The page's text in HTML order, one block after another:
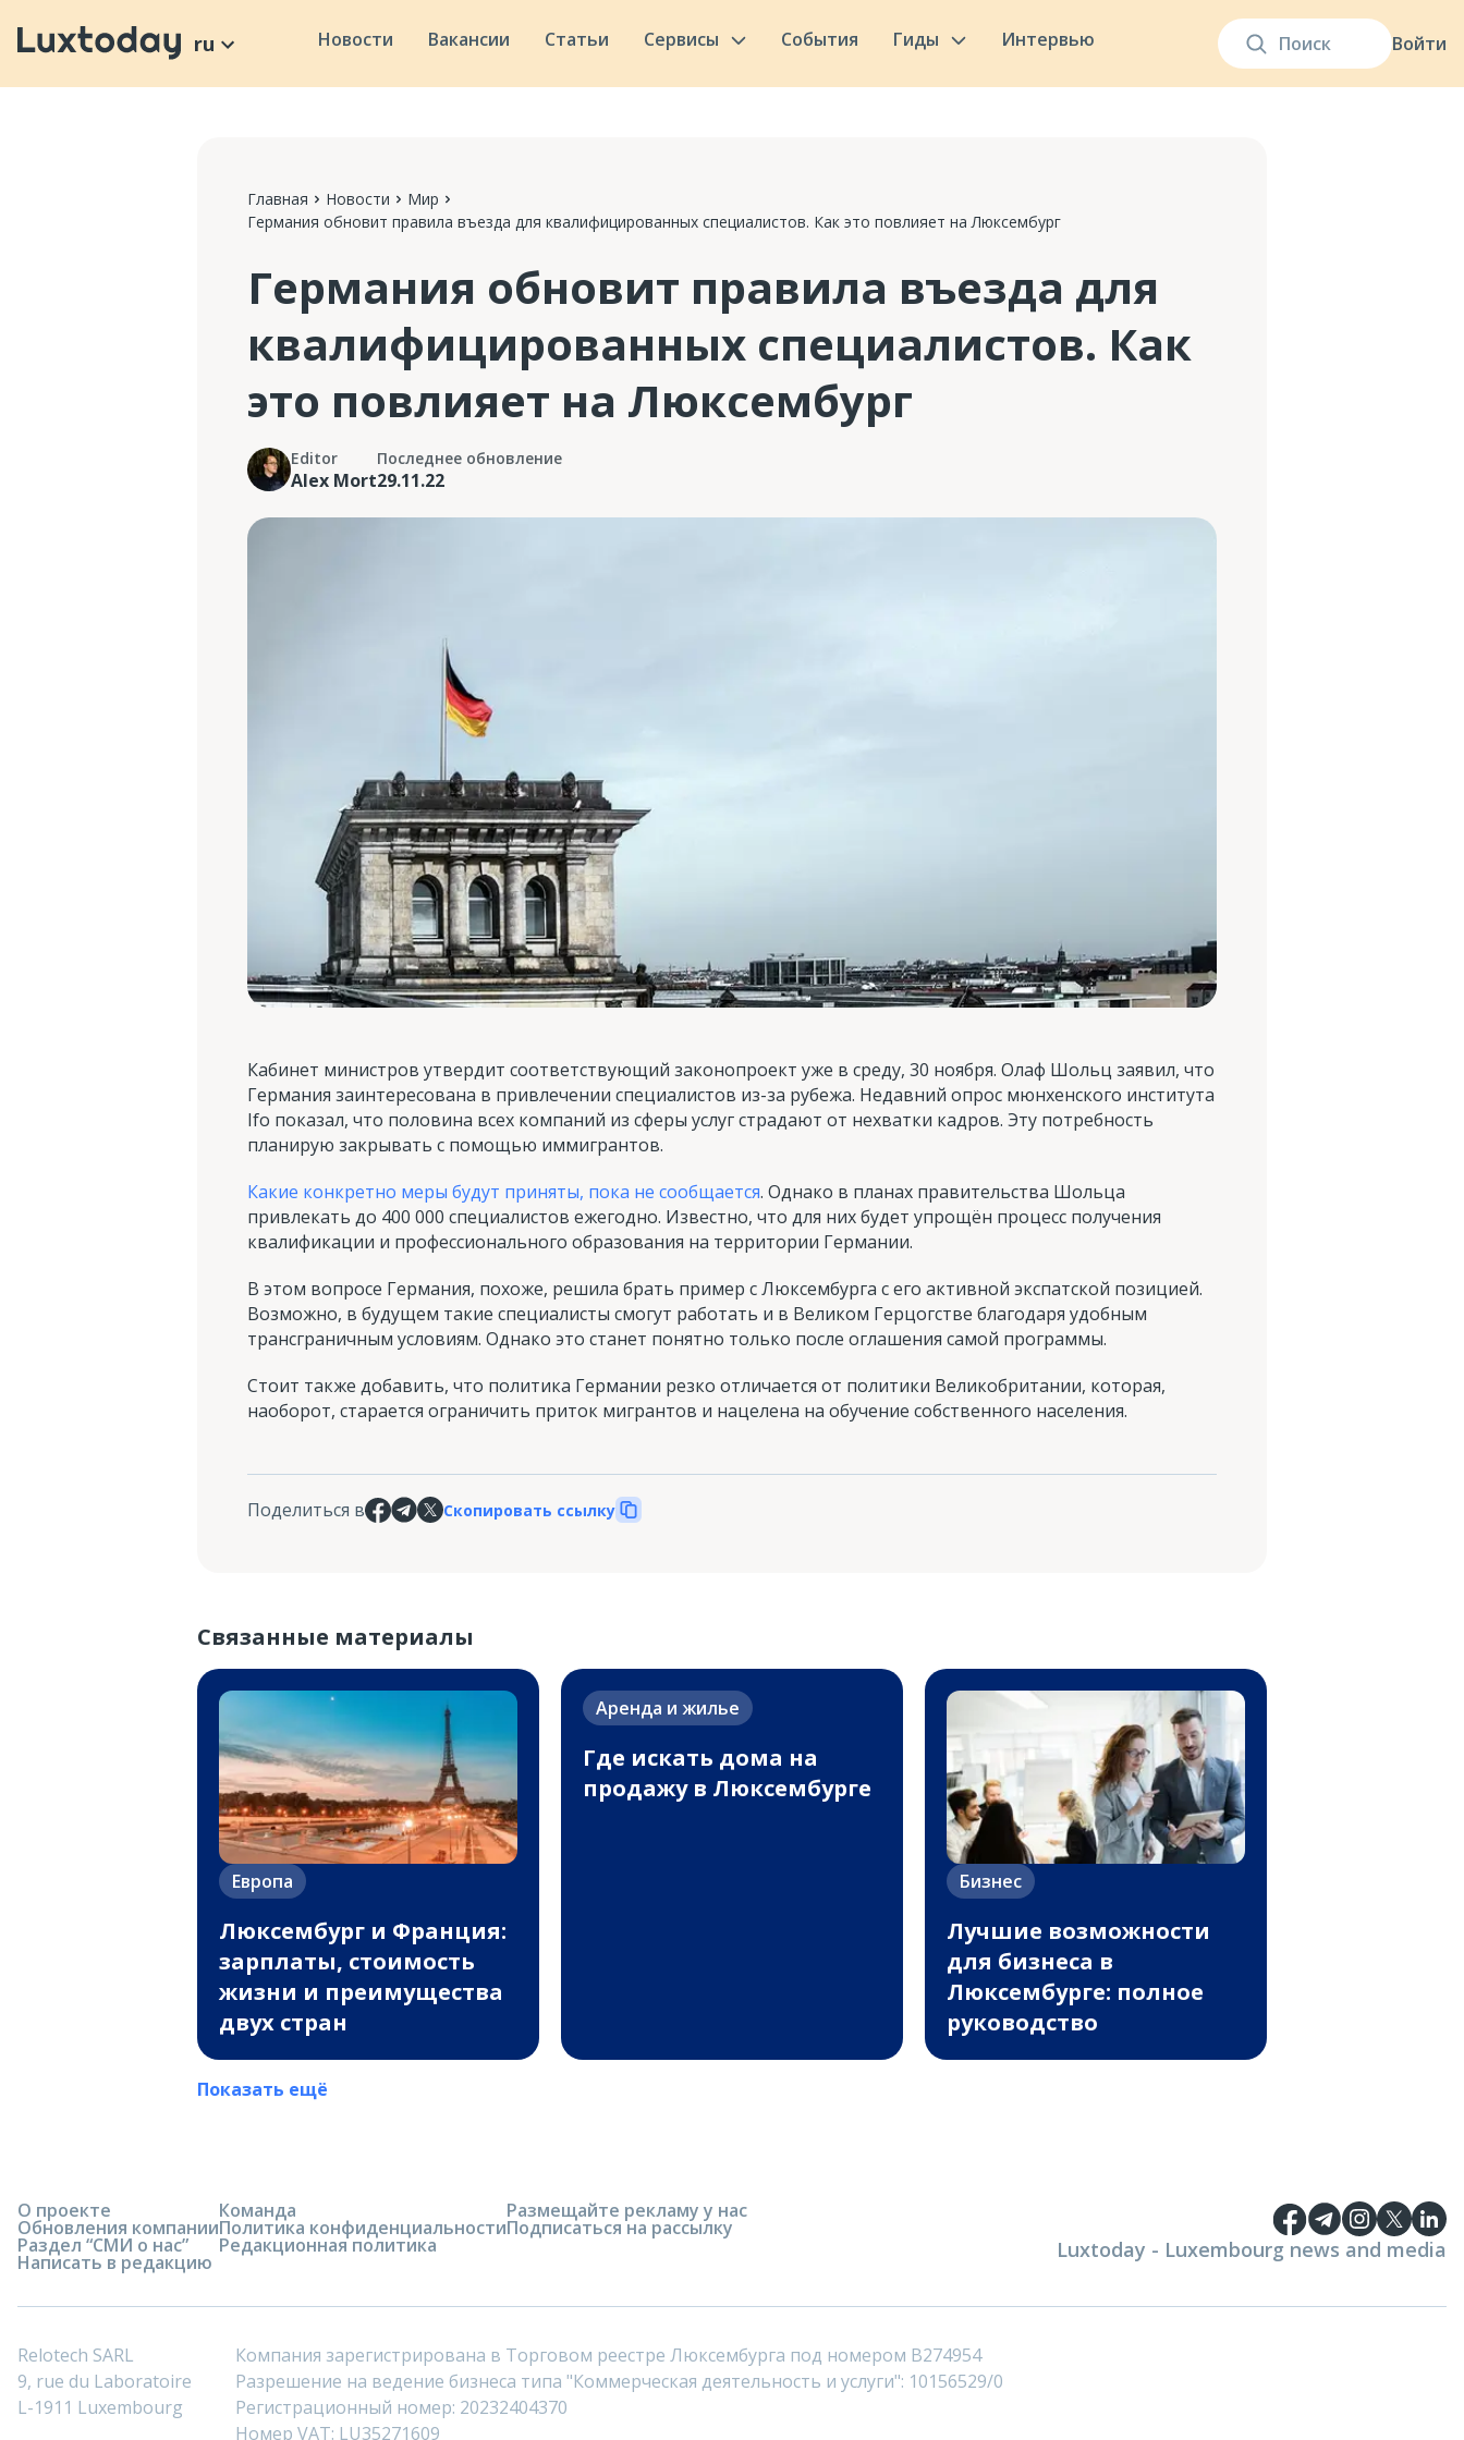
Войти
ru Новости Вакансии Статьи Сервисы События Гиды Интервью
Главная Новости
Мир
Германия обновит правила въезда для квалифицированных специалистов. Как это повлияет на Люксембург
Германия обновит правила въезда для
квалифицированных специалистов. Как
это повлияет на Люксембург
Editor
Alex Mort
Последнее обновление
29.11.22
Кабинет министров утвердит соответствующий законопроект уже в среду, 30 ноября. Олаф Шольц заявил, что
Германия заинтересована в привлечении специалистов из-за рубежа. Недавний опрос мюнхенского института
Ifo показал, что половина всех компаний из сферы услуг страдают от нехватки кадров. Эту потребность
планирую закрывать с помощью иммигрантов.
Какие конкретно меры будут приняты, пока не сообщается. Однако в планах правительства Шольца
привлекать до 400 000 специалистов ежегодно. Известно, что для них будет упрощён процесс получения
квалификации и профессионального образования на территории Германии.
В этом вопросе Германия, похоже, решила брать пример с Люксембурга с его активной экспатской позицией.
Возможно, в будущем такие специалисты смогут работать и в Великом Герцогстве благодаря удобным
трансграничным условиям. Однако это станет понятно только после оглашения самой программы.
Стоит также добавить, что политика Германии резко отличается от политики Великобритании, которая,
наоборот, старается ограничить приток мигрантов и нацелена на обучение собственного населения.
Поделиться в Скопировать ссылку
Связанные материалы
Европа
Люксембург и Франция:
зарплаты, стоимость
жизни и преимущества
двух стран
Аренда и жилье
Где искать дома на
продажу в Люксембурге
Бизнес
Лучшие возможности
для бизнеса в
Люксембурге: полное
руководство
Показать ещё
О проекте
Обновления компании
Раздел “СМИ о нас”
Написать в редакцию
Команда
Политика конфиденциальности
Редакционная политика
Размещайте рекламу у нас
Подписаться на рассылку
Luxtoday - Luxembourg news and media
Relotech SARL
9, rue du Laboratoire
L-1911 Luxembourg
Компания зарегистрирована в Торговом реестре Люксембурга под номером B274954
Разрешение на ведение бизнеса типа "Коммерческая деятельность и услуги": 10156529/0
Регистрационный номер: 20232404370
Номер VAT: LU35271609